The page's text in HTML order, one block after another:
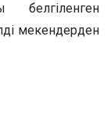
белгіленген
мекендерден